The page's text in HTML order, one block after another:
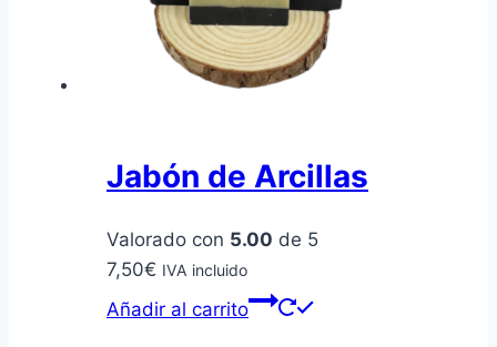
Jabón de Arcillas
Valorado con 5.00 de 5
7,50€ IVA incluido
Añadir al carrito